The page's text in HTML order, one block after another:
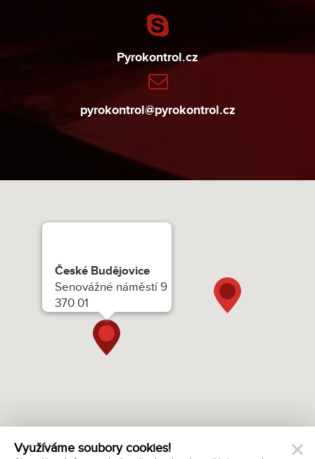
Pyrokontrol.cz
pyrokontrol@pyrokontrol.cz
České Budějovice
Senovážné náměstí 9
370 01
Využíváme soubory cookies!